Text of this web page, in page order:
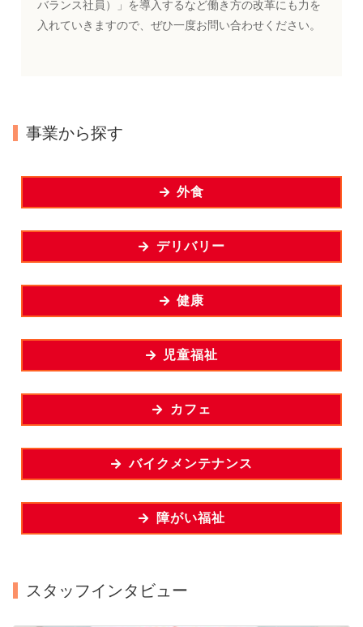
バランス社員）」を導入するなど働き方の改革にも力を
入れていきますので、ぜひ一度お問い合わせください。
事業から探す
外食
デリバリー
健康
児童福祉
カフェ
バイクメンテナンス
障がい福祉
スタッフインタビュー